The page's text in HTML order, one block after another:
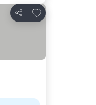
Compartir
Agregar a